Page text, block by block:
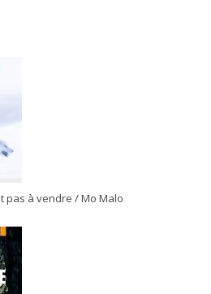
pas à vendre / Mo Malo